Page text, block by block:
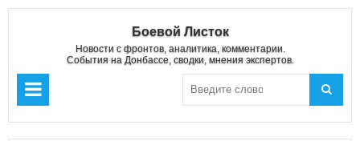
Боевой Листок
Новости с фронтов, аналитика, комментарии.
События на Донбассе, сводки, мнения экспертов.